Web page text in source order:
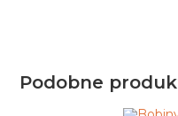
Podobne